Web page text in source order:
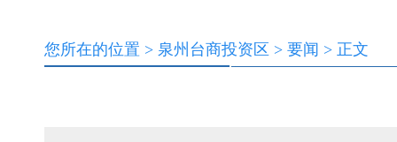
您所在的位置 > 泉州台商投资区 > 要闻 > 正文